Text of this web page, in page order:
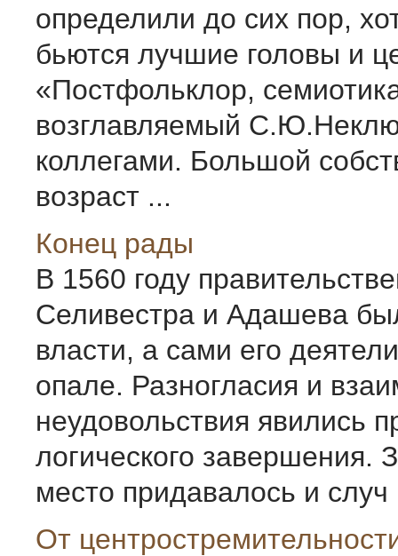
определили до сих пор,
бьются лучшие головы и
«Постфольклор,
возглавляемый
коллегами. Большой
возраст ...
Конец рады
В 1560 году
Селивестра и Ада­шева
власти, а сами его
опале. Разногласия и
неудовольствия явились
логического завершения.
место придавалось и случ
От